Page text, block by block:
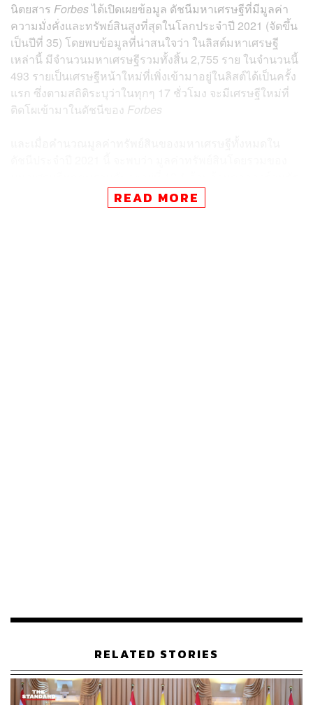
นิตยสาร Forbesได้เปิดเผยข้อมูล ดัชนีมหาเศรษฐีที่มีมูลค่า
ความมั่งคั่งและทรัพย์สินสูงที่สุดในโลกประจำปี 2021 (จัดขึ้น
เป็นปีที่ 35) โดยพบข้อมูลที่น่าสนใจว่า ในลิสต์มหาเศรษฐี
เหล่านี้ มีจำนวนมหาเศรษฐีรวมทั้งสิ้น 2,755 ราย ในจำนวนนี้
493 รายเป็นเศรษฐีหน้าใหม่ที่เพิ่งเข้ามาอยู่ในลิสต์ได้เป็นครั้ง
แรก ซึ่งตามสถิติระบุว่าในทุกๆ 17 ชั่วโมง จะมีเศรษฐีใหม่ที่
ติดโผเข้ามาในดัชนีของ Forbes
หรือประมาณ 410.4 ล้านล้านบาท ขยับขึ้นจากปีที่แล้วมากถึง
กว่า 5.1 ล้านล้านดอลลาร์เลยทีเดียว หรือสรุปง่ายๆ ก็คือ แม้
ก ซักเคอร์เบิร์ก ผู้ก่อตั้งแพลตฟอร์ม Facebook ที่มีมูลค่า
ทรัพย์สินในครอบครองรวมกว่า 1.24 แสนล้านดอลลาร์
(+26.5%) และ 9.7 หมื่นล้านดอลลาร์ (+77.3%) ตามลำดับ
READ MORE
RELATED STORIES